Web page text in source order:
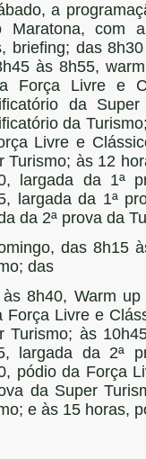
a
Maratona, com
briefing; das
às 8h55,
Força Livre e
da
da
Livre e
Turismo; às 12
largada da 1ª
largada da 1ª
da 2ª prova da
das 8h15
das
8h40, Warm
Força Livre e
Turismo; às
largada da 2ª
pódio da Força
da Super
e às 15 horas,